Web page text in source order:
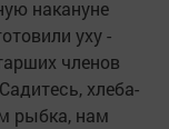
накануне
уху -
членов
хлеба-
рыбка, нам